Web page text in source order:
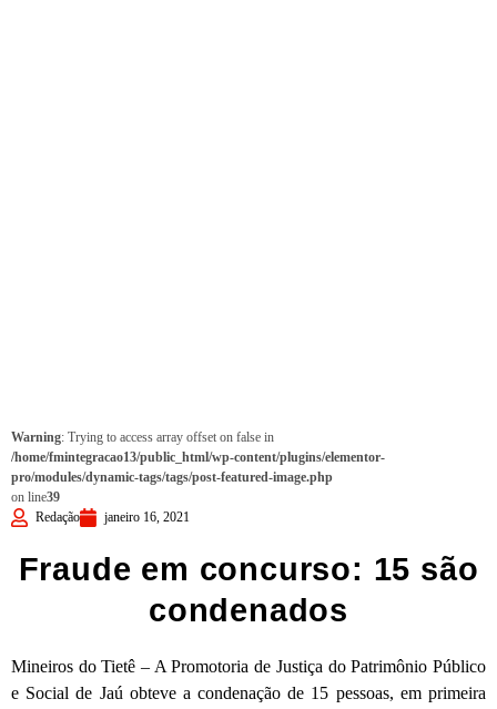
Warning: Trying to access array offset on false in
/home/fmintegracao13/public_html/wp-content/plugins/elementor-
pro/modules/dynamic-tags/tags/post-featured-image.php
on line39
Redação
janeiro 16, 2021
Fraude em concurso: 15 são
condenados
Mineiros do Tietê – A Promotoria de Justiça do Patrimônio Público
e Social de Jaú obteve a condenação de 15 pessoas, em primeira